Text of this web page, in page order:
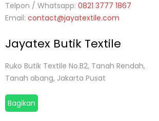
Telpon / Whatsapp: 0821 3777 1867
Email: contact@jayatextile.com
Jayatex Butik Textile
Ruko Butik Textile No.B2, Tanah Rendah,
Tanah abang, Jakarta Pusat
Bagikan